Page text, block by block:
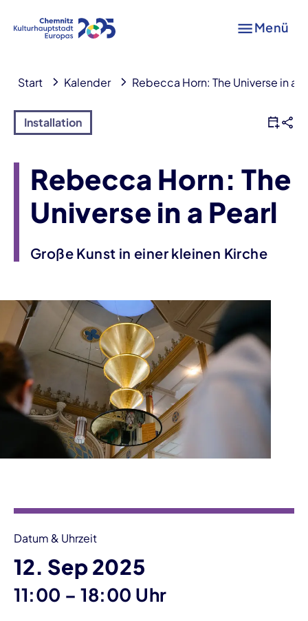
Menü
Start Kalender Rebecca Horn: The Universe in a
Installation
Rebecca Horn: The
Universe in a Pearl
Große Kunst in einer kleinen Kirche
Datum & Uhrzeit
12. Sep 2025
11:00 – bis
18:00 Uhr